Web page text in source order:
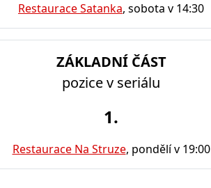
Restaurace Satanka, sobota v 14:30
ZÁKLADNÍ ČÁST
pozice v seriálu
1.
Restaurace Na Struze, pondělí v 19:00